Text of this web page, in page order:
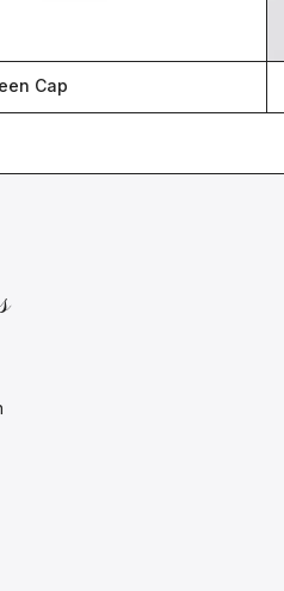
Cap